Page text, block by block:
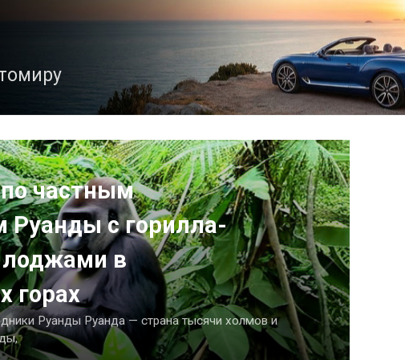
частным
Руанды с горилла-
лоджами в
горах
Руанды Руанда — страна тысячи холмов и